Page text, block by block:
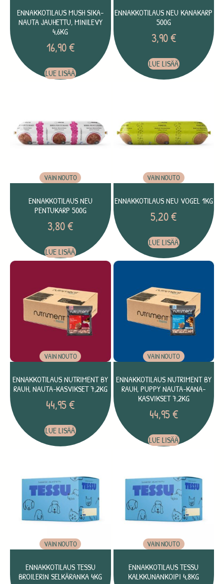
ENNAKKOTILAUS MUSH SIKA-
NAUTA JAUHETTU, MINILEVY
4,6KG
16,90€
LUE LISÄÄ
ENNAKKOTILAUS NEU KANAKARP
500G
3,90€
LUE LISÄÄ
VAIN NOUTO
ENNAKKOTILAUS NEU
PENTUKARP 500G
3,80€
LUE LISÄÄ
VAIN NOUTO
ENNAKKOTILAUS NEU VOGEL 1KG
5,20€
LUE LISÄÄ
VAIN NOUTO
ENNAKKOTILAUS NUTRIMENT BY
RAUH, NAUTA-KASVIKSET 7,2KG
44,95€
LUE LISÄÄ
VAIN NOUTO
ENNAKKOTILAUS NUTRIMENT BY
RAUH, PUPPY NAUTA-KANA-
KASVIKSET 7,2KG
44,95€
LUE LISÄÄ
VAIN NOUTO
ENNAKKOTILAUS TESSU
BROILERIN SELKÄRANKA 4KG
VAIN NOUTO
ENNAKKOTILAUS TESSU
KALKKUNANKOIPI 4,8KG